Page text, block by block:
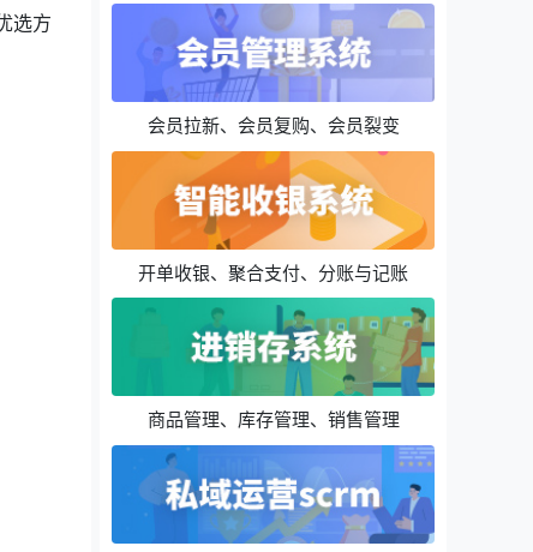
选方
会员拉新、会员复购、会员裂变
开单收银、聚合支付、分账与记账
商品管理、库存管理、销售管理